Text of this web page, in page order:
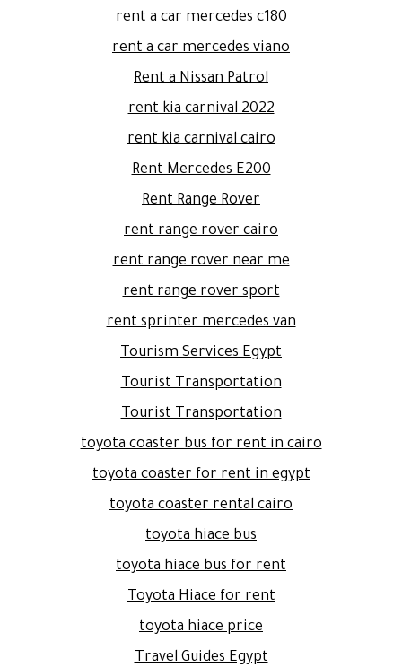
rent a car mercedes c180
rent a car mercedes viano
Rent a Nissan Patrol
rent kia carnival 2022
rent kia carnival cairo
Rent Mercedes E200
Rent Range Rover
rent range rover cairo
rent range rover near me
rent range rover sport
rent sprinter mercedes van
Tourism Services Egypt
Tourist Transportation
Tourist Transportation
toyota coaster bus for rent in cairo
toyota coaster for rent in egypt
toyota coaster rental cairo
toyota hiace bus
toyota hiace bus for rent
Toyota Hiace for rent
toyota hiace price
Travel Guides Egypt